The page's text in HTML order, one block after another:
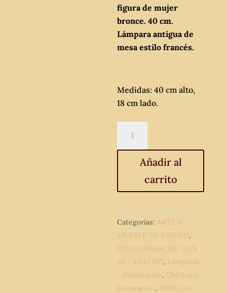
figura de mujer
bronce. 40 cm.
Lámpara antigua de
mesa estilo francés.
Medidas: 40 cm alto,
18 cm lado.
antigua
figura
bronce.
cm.
Lámpara
antigua
de
mesa
estilo
Añadir al
carrito
Categorías: ARTE Y
MUEBLE DE DISEÑO,
ESTILO FRANCÉS: LUIS
XV - LUIS XVI, Lámparas
- Iluminación, Objetos y
Decoración, RAREZAS